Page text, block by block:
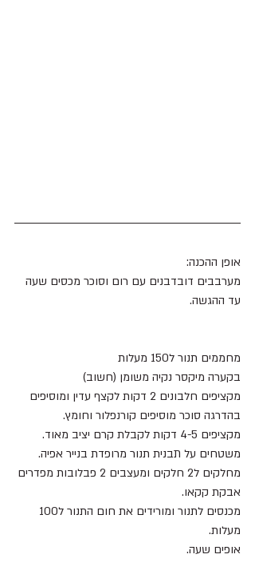
אופן ההכנה:
מערבבים דובדבנים עם רום וסוכר מכסים שעה
עד ההגשה.
מחממים תנור ל150 מעלות
בקערה מיקסר נקיה משומן (חשוב)
מקציפים חלבונים 2 דקות לקצף עדין ומוסיפים
בהדרגה סוכר מוסיפים קורנפלור וחומץ.
מקציפים 4-5 דקות לקבלת קרם יציב מאוד.
משטחים על תבנית תנור מרופדת בנייר אפיה.
מחלקים ל2 חלקים ומעצבים 2 פבלובות מפדרים
אבקת קקאו.
מעלות.
אופים שעה.